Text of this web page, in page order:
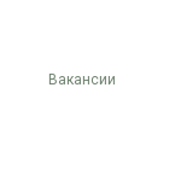
Вакансии